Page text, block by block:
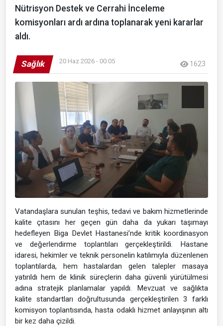
Nütrisyon Destek ve Cerrahi İnceleme
komisyonları ardı ardına toplanarak yeni kararlar
aldı.
Sağlık 20 Haz 2026 - 00:05 1623
Vatandaşlara sunulan teşhis, tedavi ve bakım hizmetlerinde
kalite çıtasını her geçen gün daha da yukarı taşımayı
hedefleyen Biga Devlet Hastanesi’nde kritik koordinasyon
ve değerlendirme toplantıları gerçekleştirildi. Hastane
idaresi, hekimler ve teknik personelin katılımıyla düzenlenen
toplantılarda, hem hastalardan gelen talepler masaya
yatırıldı hem de klinik süreçlerin daha güvenli yürütülmesi
adına stratejik planlamalar yapıldı. Mevzuat ve sağlıkta
kalite standartları doğrultusunda gerçekleştirilen 3 farklı
komisyon toplantısında, hasta odaklı hizmet anlayışının altı
bir kez daha çizildi.